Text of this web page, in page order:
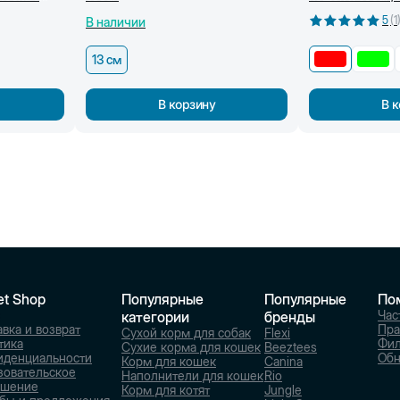
В наличии
13 см
В корзину
5 (1)
В
Shop
и возврат
Популярные
категории
Сухой корм для собак
Сухие корма для кошек
Корм для кошек
Наполнители для кошек
Корм для котят
Популярные
бренды
Flexi
Beeztees
Canina
Rio
Jungle